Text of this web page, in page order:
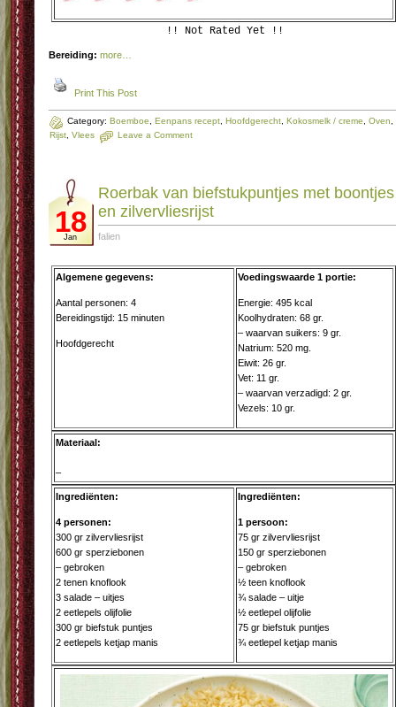
!! Not Rated Yet !!
Bereiding: more…
Print This Post
Category: Boemboe Eenpans recept Hoofdgerecht Kokosmelk / creme Oven
Rijst Vlees Leave a Comment
18
Jan
Roerbak van biefstukpuntjes met boontjes
en zilvervliesrijst
falien
Algemene gegevens:
Aantal personen: 4
Bereidingstijd: 15 minuten
Hoofdgerecht
Voedingswaarde 1 portie:
Energie: 495 kcal
Koolhydraten: 68 gr.
– waarvan suikers: 9 gr.
Natrium: 520 mg.
Eiwit: 26 gr.
Vet: 11 gr.
– waarvan verzadigd: 2 gr.
Vezels: 10 gr.
Materiaal:
–
Ingrediënten:
4 personen:
300 gr zilvervliesrijst
600 gr sperziebonen
– gebroken
2 tenen knoflook
3 salade – uitjes
2 eetlepels olijfolie
300 gr biefstuk puntjes
2 eetlepels ketjap manis
Ingrediënten:
1 persoon:
75 gr zilvervliesrijst
150 gr sperziebonen
– gebroken
½ teen knoflook
¾ salade – uitje
½ eetlepel olijfolie
75 gr biefstuk puntjes
¾ eetlepel ketjap manis